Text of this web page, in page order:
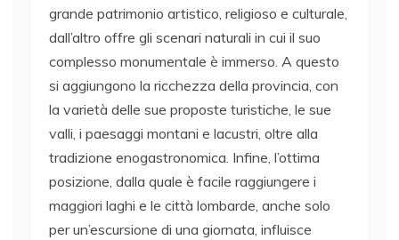
grande patrimonio artistico, religioso e culturale,
dall’altro offre gli scenari naturali in cui il suo
complesso monumentale è immerso. A questo
si aggiungono la ricchezza della provincia, con
la varietà delle sue proposte turistiche, le sue
valli, i paesaggi montani e lacustri, oltre alla
tradizione enogastronomica. Infine, l’ottima
posizione, dalla quale è facile raggiungere i
maggiori laghi e le città lombarde, anche solo
per un’escursione di una giornata, influisce